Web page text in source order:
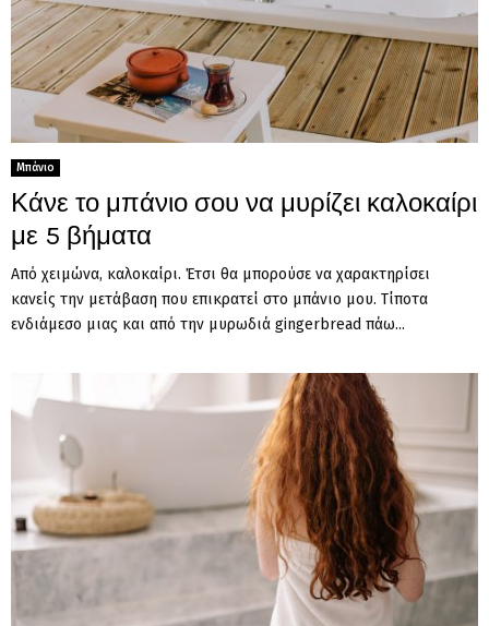
Μπάνιο
Κάνε το μπάνιο σου να μυρίζει καλοκαίρι
με 5 βήματα
Από χειμώνα, καλοκαίρι. Έτσι θα μπορούσε να χαρακτηρίσει
κανείς την μετάβαση που επικρατεί στο μπάνιο μου. Τίποτα
ενδιάμεσο μιας και από την μυρωδιά gingerbread πάω...